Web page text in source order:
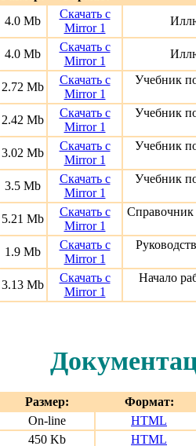
4.0 Mb
Скачать с
Mirror 1
4.0 Mb
Скачать с
Mirror 1
2.72 Mb
Скачать с
Mirror 1
Учебник
2.42 Mb
Скачать с
Mirror 1
Учебник
3.02 Mb
Скачать с
Mirror 1
Учебник
3.5 Mb
Скачать с
Mirror 1
Учебник
5.21 Mb
Скачать с
Mirror 1
1.9 Mb
Скачать с
Mirror 1
3.13 Mb
Скачать с
Mirror 1
Начало
Размер:
Формат:
On-line
HTML
450 Kb
HTML